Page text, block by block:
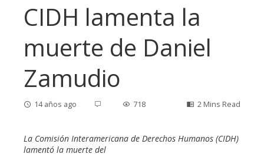
CIDH lamenta la
muerte de Daniel
Zamudio
14 años ago 718 2 Mins Read
La Comisión Interamericana de Derechos Humanos (CIDH)
lamentó la muerte del